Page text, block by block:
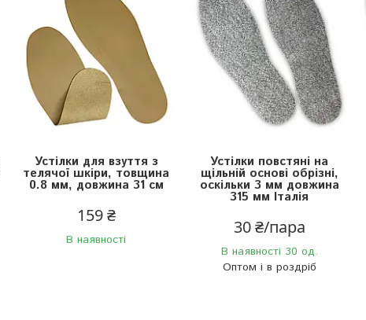
Устілки для взуття з
телячої шкіри, товщина
0.8 мм, довжина 31 см
159 ₴
В наявності
Устілки повстяні на
щільній основі обрізні,
оскільки 3 мм довжина
315 мм Італія
30 ₴/пара
В наявності 30 од.
Оптом і в роздріб